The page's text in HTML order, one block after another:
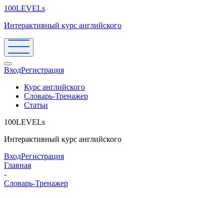
100LEVELs
Интерактивный курс английского
ВходРегистрация
Курс английского
Словарь-Тренажер
Статьи
100LEVELs
Интерактивный курс английского
ВходРегистрация
Главная
-
Словарь-Тренажер